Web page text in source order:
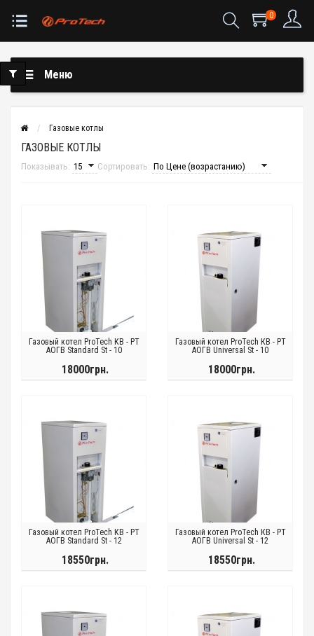
0
Меню
Газовые котлы
ГАЗОВЫЕ КОТЛЫ
Показывать: Сортировать:
Газовый котел ProTech КВ - РТ
АОГВ Standard St - 10
18000грн.
Газовый котел ProTech КВ - РТ
АОГВ Universal St - 10
18000грн.
Газовый котел ProTech КВ - РТ
АОГВ Standard St - 12
18550грн.
Газовый котел ProTech КВ - РТ
АОГВ Universal St - 12
18550грн.